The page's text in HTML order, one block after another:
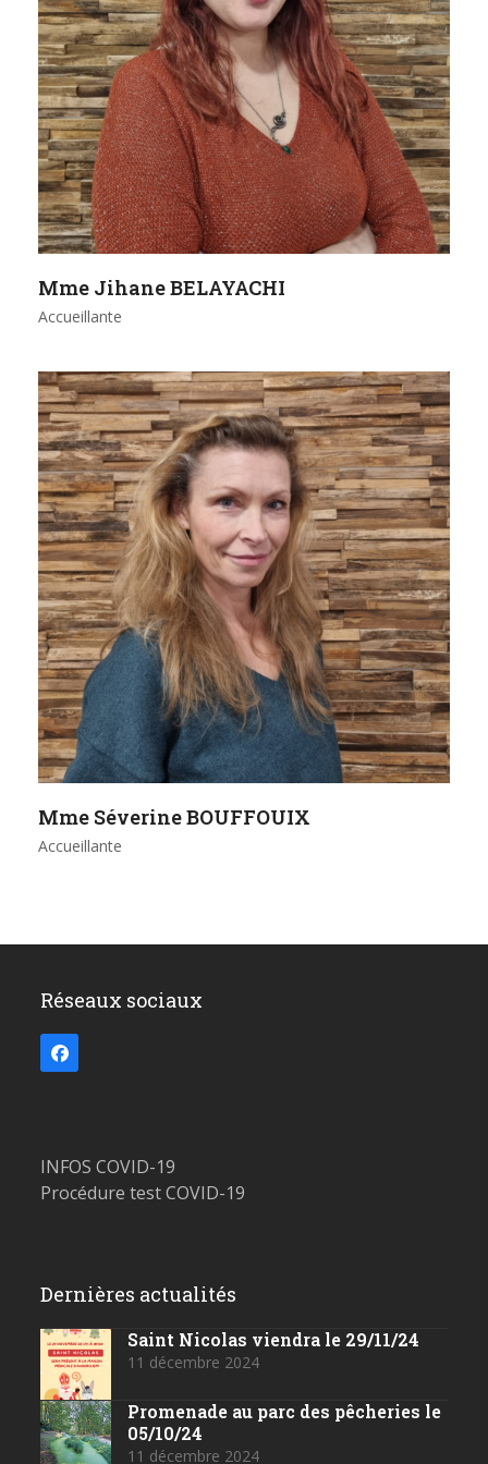
Mme Jihane BELAYACHI
Accueillante
Mme Séverine BOUFFOUIX
Accueillante
Réseaux sociaux
Facebook
INFOS COVID-19
Procédure test COVID-19
Dernières actualités
Saint Nicolas viendra le 29/11/24
11 décembre 2024
Promenade au parc des pêcheries le
05/10/24
11 décembre 2024